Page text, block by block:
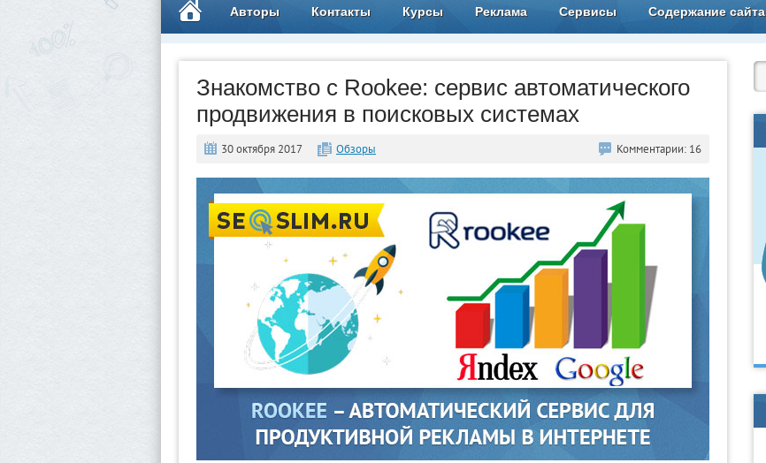
Авторы Контакты Курсы Реклама Сервисы Содержание сайта
Знакомство с Rookee: сервис автоматического
продвижения в поисковых системах
30 октября 2017 Обзоры Комментарии: 16